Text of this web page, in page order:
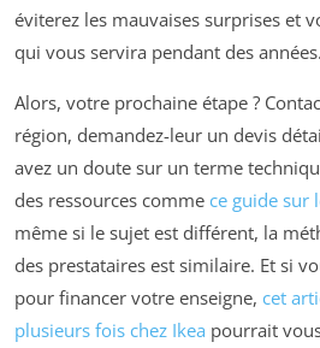
éviterez les mauvaises surprises et
qui vous servira pendant des années.
Alors, votre prochaine étape ?
région, demandez-leur un devis
avez un doute sur un terme
des ressources comme ce guide sur
même si le sujet est différent, la
des prestataires est similaire. Et si
pour financer votre enseigne, cet
plusieurs fois chez Ikea pourrait